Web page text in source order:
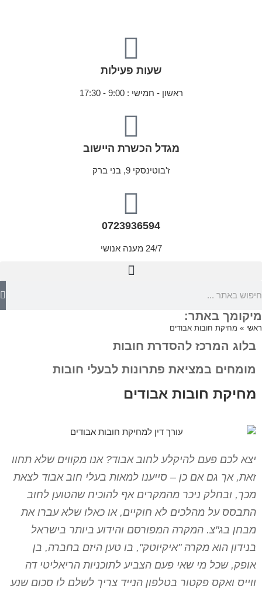
שעות פעילות
ראשון - חמישי : 9:00 - 17:30
מגדל הכשרת היישוב
ז'בוטינסקי 9, בני ברק
0723936594
24/7 מענה אנושי
מיקומך באתר:
ראשי » מחיקת חובות אבודים
בלוג המרכז להסדרת חובות
מומחים במציאת פתרונות לבעלי חובות
מחיקת חובות אבודים
יצא לכם פעם להיקלע לחוב אבוד? אנו מקווים שלא תחוו
זאת, אך גם אם כן – סייענו למאות בעלי חוב אבוד לצאת
מכך, ובחלק ניכר מהמקרים אף להוכיח שהטוען לחוב
התבסס על מהלכים לא חוקיים, או כאלו שלא עברו את
מבחן בג"צ. המקרה המפורסם והידוע ביותר בישראל
בנידון הוא מקרה "איקיוטק", בו טען היזם בחברה, בן
אופק, שכל מי שאי פעם הצביע לתוכניות הריאליטי דה
ווייס ואקס פקטור בטלפון הנייד צריך לשלם לו סכום שנע